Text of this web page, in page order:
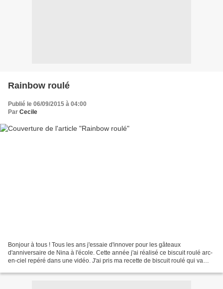
Rainbow roulé
Publié le 06/09/2015 à 04:00
Par Cecile
Bonjour à tous ! Tous les ans j'essaie d'innover pour les gâteaux
d'anniversaire de Nina à l'école. Cette année j'ai réalisé ce biscuit roulé arc-
en-ciel repéré dans une vidéo. J'ai pris ma recette de biscuit roulé qui va